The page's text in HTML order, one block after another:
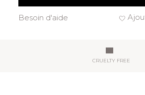
Besoin d'aide
CRUELTY FREE